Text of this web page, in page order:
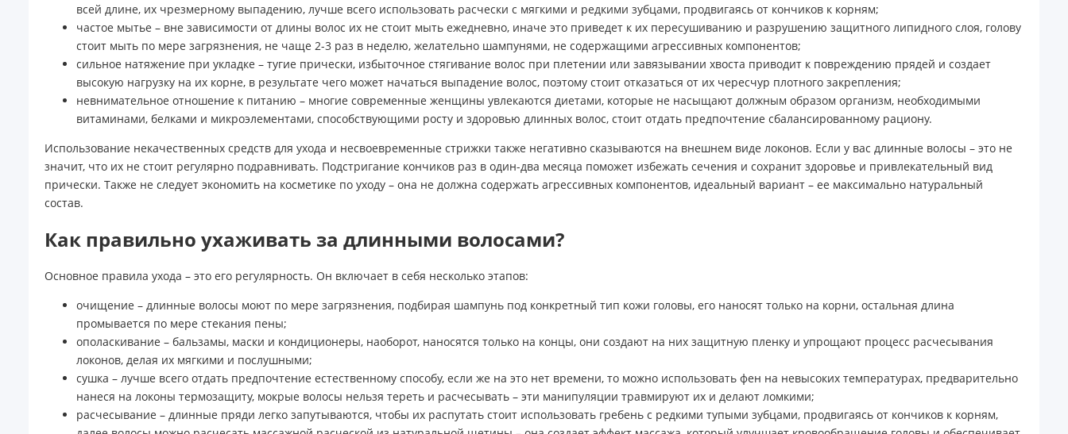
всей длине, их чрезмерному выпадению, лучше всего использовать расчески с мягкими и редкими зубцами, продвигаясь от кончиков к корням;
частое мытье – вне зависимости от длины волос их не стоит мыть ежедневно, иначе это приведет к их пересушиванию и разрушению защитного липидного слоя, голову
стоит мыть по мере загрязнения, не чаще 2-3 раз в неделю, желательно шампунями, не содержащими агрессивных компонентов;
сильное натяжение при укладке – тугие прически, избыточное стягивание волос при плетении или завязывании хвоста приводит к повреждению прядей и создает
высокую нагрузку на их корне, в результате чего может начаться выпадение волос, поэтому стоит отказаться от их чересчур плотного закрепления;
невнимательное отношение к питанию – многие современные женщины увлекаются диетами, которые не насыщают должным образом организм, необходимыми
витаминами, белками и микроэлементами, способствующими росту и здоровью длинных волос, стоит отдать предпочтение сбалансированному рациону.
Использование некачественных средств для ухода и несвоевременные стрижки также негативно сказываются на внешнем виде локонов. Если у вас длинные волосы – это не
значит, что их не стоит регулярно подравнивать. Подстригание кончиков раз в один-два месяца поможет избежать сечения и сохранит здоровье и привлекательный вид
прически. Также не следует экономить на косметике по уходу – она не должна содержать агрессивных компонентов, идеальный вариант – ее максимально натуральный
состав.
Как правильно ухаживать за длинными волосами?
Основное правила ухода – это его регулярность. Он включает в себя несколько этапов:
очищение – длинные волосы моют по мере загрязнения, подбирая шампунь под конкретный тип кожи головы, его наносят только на корни, остальная длина
промывается по мере стекания пены;
ополаскивание – бальзамы, маски и кондиционеры, наоборот, наносятся только на концы, они создают на них защитную пленку и упрощают процесс расчесывания
локонов, делая их мягкими и послушными;
сушка – лучше всего отдать предпочтение естественному способу, если же на это нет времени, то можно использовать фен на невысоких температурах, предварительно
нанеся на локоны термозащиту, мокрые волосы нельзя тереть и расчесывать – эти манипуляции травмируют их и делают ломкими;
расчесывание – длинные пряди легко запутываются, чтобы их распутать стоит использовать гребень с редкими тупыми зубцами, продвигаясь от кончиков к корням,